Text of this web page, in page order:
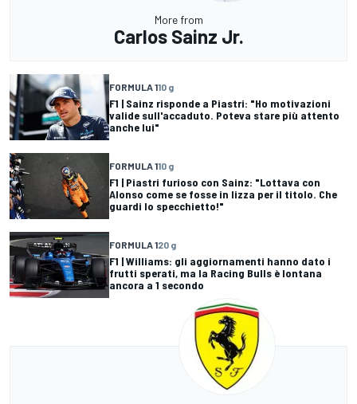
More from
Carlos Sainz Jr.
FORMULA 110 g
F1 | Sainz risponde a Piastri: "Ho motivazioni
valide sull'accaduto. Poteva stare più attento
anche lui"
FORMULA 110 g
F1 | Piastri furioso con Sainz: "Lottava con
Alonso come se fosse in lizza per il titolo. Che
guardi lo specchietto!"
FORMULA 120 g
F1 | Williams: gli aggiornamenti hanno dato i
frutti sperati, ma la Racing Bulls è lontana
ancora a 1 secondo